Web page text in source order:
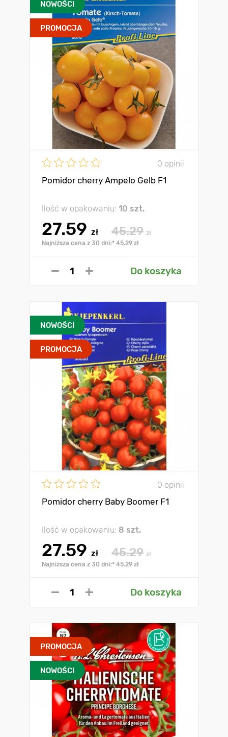
NOWOŚCI
PROMOCJA
0 opinii
Pomidor cherry Ampelo Gelb F1
Ilość w opakowaniu: 10 szt.
27.59 zł 45.29 zł
Najniższa cena z 30 dni:* 45.29 zł
Do koszyka
NOWOŚCI
PROMOCJA
0 opinii
Pomidor cherry Baby Boomer F1
Ilość w opakowaniu: 8 szt.
27.59 zł 45.29 zł
Najniższa cena z 30 dni:* 45.29 zł
Do koszyka
PROMOCJA
NOWOŚCI